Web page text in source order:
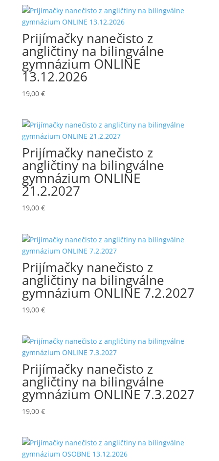
133,00 €.99,00 €.
Prijímačky nanečisto z
angličtiny na bilingválne
gymnázium ONLINE
13.12.2026
19,00 €
Prijímačky nanečisto z
angličtiny na bilingválne
gymnázium ONLINE
21.2.2027
19,00 €
Prijímačky nanečisto z
angličtiny na bilingválne
gymnázium ONLINE 7.2.2027
19,00 €
Prijímačky nanečisto z
angličtiny na bilingválne
gymnázium ONLINE 7.3.2027
19,00 €